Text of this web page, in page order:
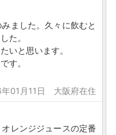
ました。久々に飲むと
た。
いと思います。
す。
01月11日 大阪府在住
レンジジュースの定番